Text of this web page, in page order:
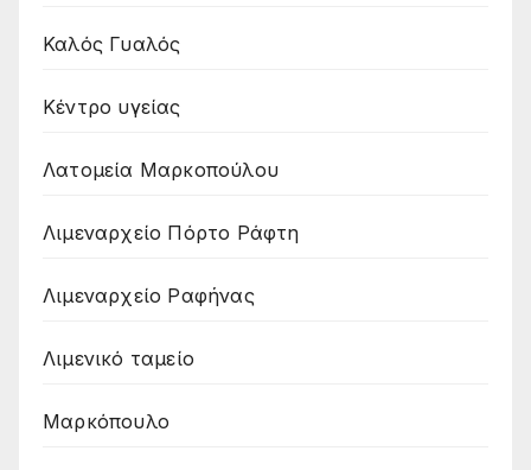
Καλός Γυαλός
Κέντρο υγείας
Λατομεία Μαρκοπούλου
Λιμεναρχείο Πόρτο Ράφτη
Λιμεναρχείο Ραφήνας
Λιμενικό ταμείο
Μαρκόπουλο